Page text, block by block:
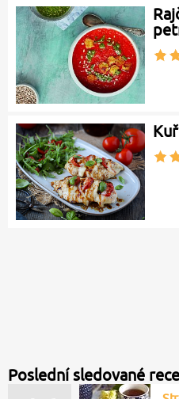
Poslední sledované